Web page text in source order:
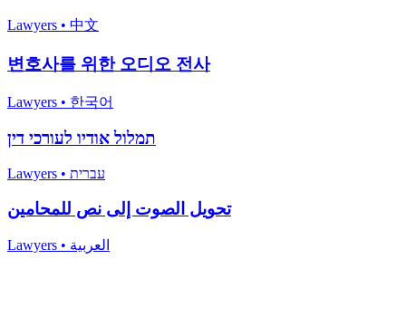
Lawyers • 中文
변호사를 위한 오디오 전사
Lawyers • 한국어
תמלול אודיו לעורכי דין
Lawyers • עברית
تحويل الصوت إلى نص للمحامين
Lawyers • العربية